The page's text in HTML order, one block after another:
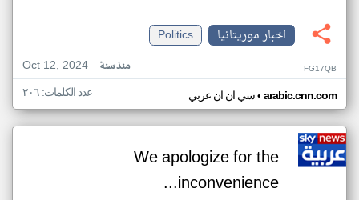
اخبار موريتانيا
Politics
Oct 12, 2024
منذ سنة FG17QB
سي ان ان عربي• arabic.cnn.com عدد الكلمات: ٢٠٦
We apologize for the
inconvenience...